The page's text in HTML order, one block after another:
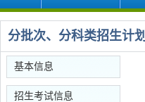
分批次、分科类招生计划
基本信息
招生考试信息